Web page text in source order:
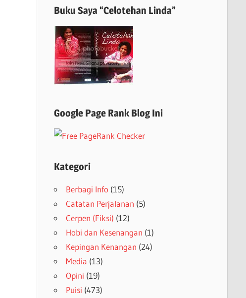
Buku Saya “Celotehan Linda”
Google Page Rank Blog Ini
Kategori
Berbagi Info (15)
Catatan Perjalanan (5)
Cerpen (Fiksi) (12)
Hobi dan Kesenangan (1)
Kepingan Kenangan (24)
Media (13)
Opini (19)
Puisi (473)